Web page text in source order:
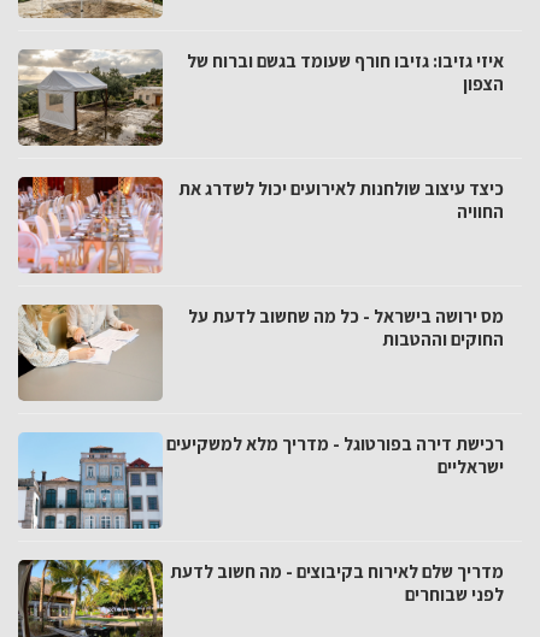
איזי גזיבו: גזיבו חורף שעומד בגשם וברוח של
הצפון
כיצד עיצוב שולחנות לאירועים יכול לשדרג את
החוויה
מס ירושה בישראל - כל מה שחשוב לדעת על
החוקים וההטבות
רכישת דירה בפורטוגל - מדריך מלא למשקיעים
ישראליים
מדריך שלם לאירוח בקיבוצים - מה חשוב לדעת
לפני שבוחרים